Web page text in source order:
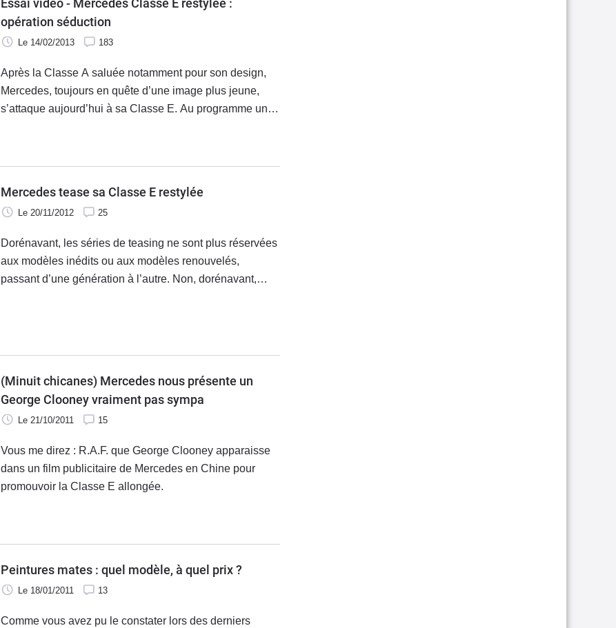
Essai vidéo - Mercedes Classe E restylée :
opération séduction
Le 14/02/2013 183
Après la Classe A saluée notamment pour son design,
Mercedes, toujours en quête d’une image plus jeune,
s’attaque aujourd’hui à sa Classe E. Au programme un
Mercedes tease sa Classe E restylée
Le 20/11/2012 25
Dorénavant, les séries de teasing ne sont plus réservées
aux modèles inédits ou aux modèles renouvelés,
passant d’une génération à l’autre. Non, dorénavant,
(Minuit chicanes) Mercedes nous présente un
George Clooney vraiment pas sympa
Le 21/10/2011 15
Vous me direz : R.A.F. que George Clooney apparaisse
dans un film publicitaire de Mercedes en Chine pour
promouvoir la Classe E allongée.
Peintures mates : quel modèle, à quel prix ?
Le 18/01/2011 13
Comme vous avez pu le constater lors des derniers